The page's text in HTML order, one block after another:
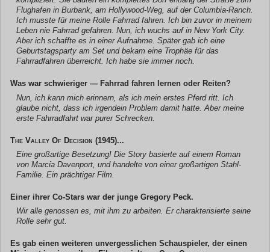
Flughafen in Burbank, am Hollywood-Weg, auf der Columbia-Ranch.
Ich musste für meine Rolle Fahrrad fahren. Ich bin zuvor in meinem
Leben nie Fahrrad gefahren. Nun, ich wuchs auf in New York City.
Aber ich schaffte es in einer Aufnahme. Später gab ich eine
Geburtstagsparty am Set und bekam eine Trophäe für das
Fahrradfahren überreicht. Ich habe sie immer noch.
Was war schwieriger — Fahrrad fahren lernen oder Reiten?
Nun, ich kann mich erinnern, als ich mein erstes Pferd ritt. Ich
glaube nicht, dass ich irgendein Problem damit hatte. Aber meine
erste Fahrradfahrt war purer Schrecken.
The Valley Of Decision (1945)...
Eine großartige Besetzung! Die Story basierte auf einem Roman
von Marcia Davenport, und handelte von einer großartigen Stahl-
Familie. Ein prächtiger Film.
Einer ihrer Co-Stars war der junge Gregory Peck.
Wir alle genossen es, mit ihm zu arbeiten. Er charakterisierte seine
Rolle sehr gut.
Es gab einen weiteren unvergesslichen Schauspieler, der einen